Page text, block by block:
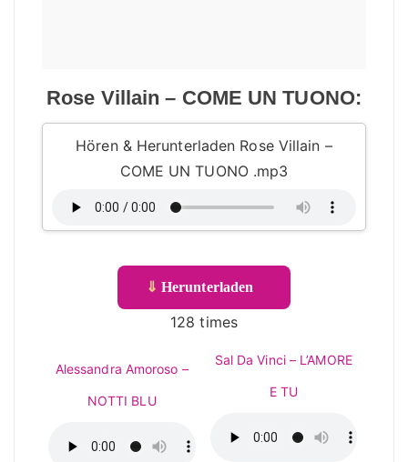
Rose Villain – COME UN TUONO:
Hören & Herunterladen Rose Villain –
COME UN TUONO .mp3
⇓ Herunterladen
128 times
Alessandra Amoroso –
NOTTI BLU
Sal Da Vinci – L’AMORE
E TU